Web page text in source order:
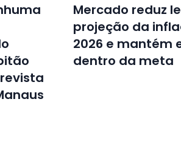
Mercado reduz
projeção da
2026 e mantém
dentro da meta